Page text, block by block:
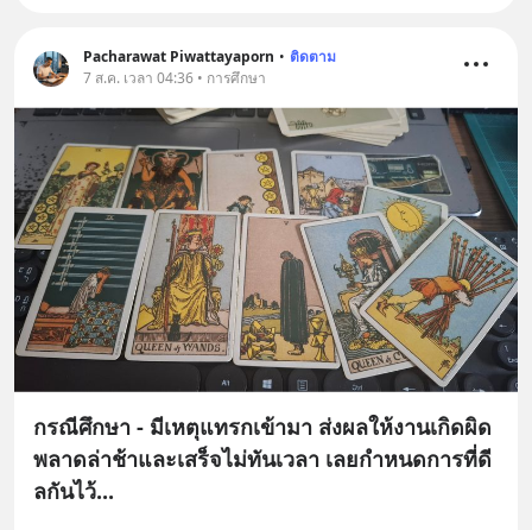
Pacharawat Piwattayaporn • ติดตาม
7 ส.ค. เวลา 04:36 • การศึกษา
กรณีศึกษา - มีเหตุแทรกเข้ามา ส่งผลให้งานเกิดผิด
พลาดล่าช้าและเสร็จไม่ทันเวลา เลยกำหนดการที่ดี
ลกันไว้...